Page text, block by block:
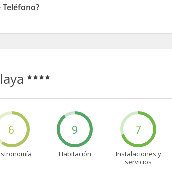
6 9
Habitación
7
Instalaciones y
servicios